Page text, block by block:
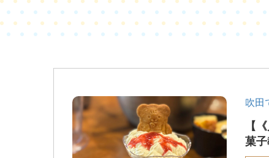
吹田
【
菓